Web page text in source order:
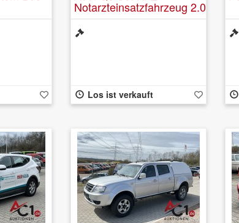
Notarzteinsatzfahrzeug 2.0
Los ist verkauft